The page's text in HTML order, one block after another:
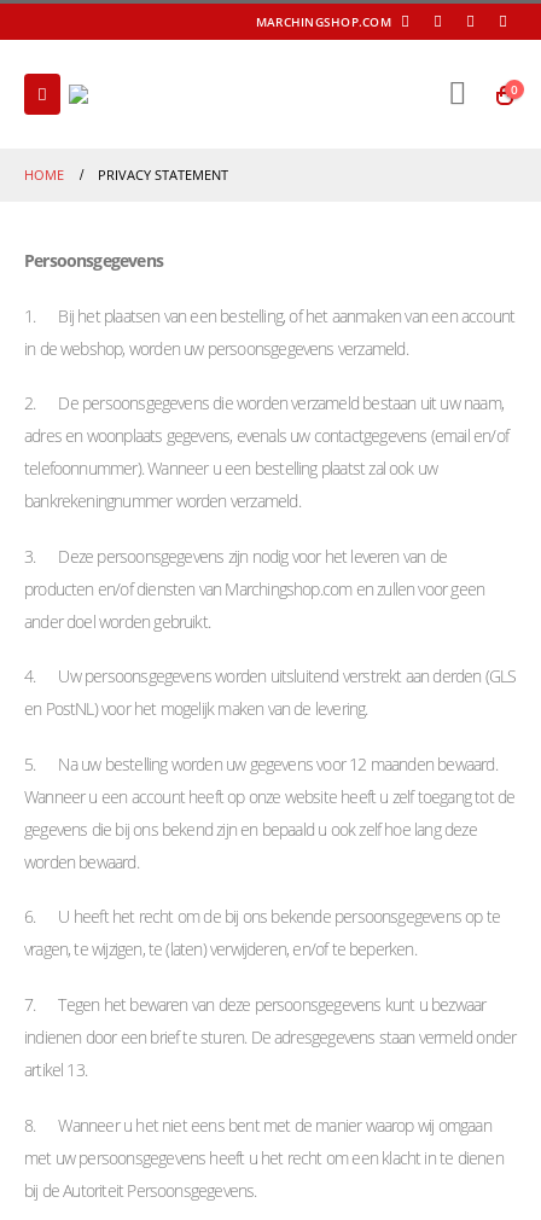
MARCHINGSHOP.COM
0
HOME PRIVACY STATEMENT
Persoonsgegevens
1. Bij het plaatsen van een bestelling, of het aanmaken van een account
in de webshop, worden uw persoonsgegevens verzameld.
2. De persoonsgegevens die worden verzameld bestaan uit uw naam,
adres en woonplaats gegevens, evenals uw contactgegevens (email en/of
telefoonnummer). Wanneer u een bestelling plaatst zal ook uw
bankrekeningnummer worden verzameld.
3. Deze persoonsgegevens zijn nodig voor het leveren van de
producten en/of diensten van Marchingshop.com en zullen voor geen
ander doel worden gebruikt.
4. Uw persoonsgegevens worden uitsluitend verstrekt aan derden (GLS
en PostNL) voor het mogelijk maken van de levering.
5. Na uw bestelling worden uw gegevens voor 12 maanden bewaard.
Wanneer u een account heeft op onze website heeft u zelf toegang tot de
gegevens die bij ons bekend zijn en bepaald u ook zelf hoe lang deze
worden bewaard.
6. U heeft het recht om de bij ons bekende persoonsgegevens op te
vragen, te wijzigen, te (laten) verwijderen, en/of te beperken.
7. Tegen het bewaren van deze persoonsgegevens kunt u bezwaar
indienen door een brief te sturen. De adresgegevens staan vermeld onder
artikel 13.
8. Wanneer u het niet eens bent met de manier waarop wij omgaan
met uw persoonsgegevens heeft u het recht om een klacht in te dienen
bij de Autoriteit Persoonsgegevens.